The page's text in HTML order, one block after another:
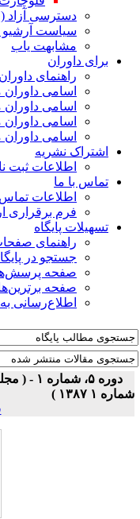
دسترسی آزاد
سیاست آرشیو
مشابهت یاب
برای داوران
راهنمای داوران
اسامی داوران
اسامی داوران
اسامی داوران
اسامی داوران
اشتراک نشریه
اطلاعات ثبت نام
تماس با ما
اطلاعات تماس
فرم برقراری
تسهیلات پایگاه
راهنمای صفحات
جستجو در پایگاه
صفحه
صفحه برترین‌های
اطلاع‌رسانی به
۱ ۱۳۸۷ )